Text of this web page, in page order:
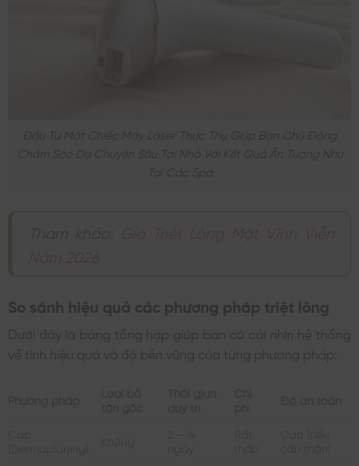
Đầu Tư Một Chiếc Máy Laser Thực Thụ Giúp Bạn Chủ Động
Chăm Sóc Da Chuyên Sâu Tại Nhà Với Kết Quả Ấn Tượng Như
Tại Các Spa
So sánh hiệu quả các phương pháp triệt lông
Dưới đây là bảng tổng hợp giúp bạn có cái nhìn hệ thống
về tính hiệu quả và độ bền vững của từng phương pháp: